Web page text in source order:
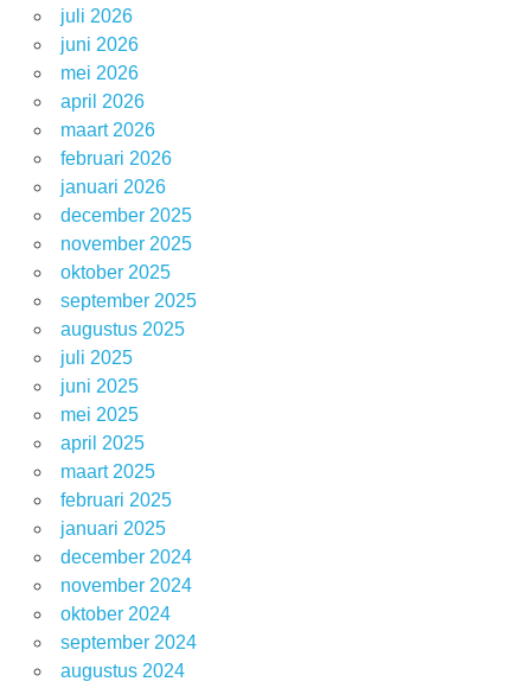
juli 2026
juni 2026
mei 2026
april 2026
maart 2026
februari 2026
januari 2026
december 2025
november 2025
oktober 2025
september 2025
augustus 2025
juli 2025
juni 2025
mei 2025
april 2025
maart 2025
februari 2025
januari 2025
december 2024
november 2024
oktober 2024
september 2024
augustus 2024